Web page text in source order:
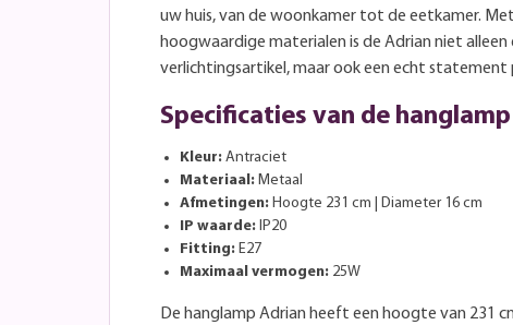
uw huis, van de woonkamer tot de eetkamer.
hoogwaardige materialen is de Adrian niet alleen
verlichtingsartikel, maar ook een echt statement
Specificaties van de hanglamp
Kleur: Antraciet
Materiaal: Metaal
Afmetingen: Hoogte 231 cm | Diameter 16 cm
IP waarde: IP20
Fitting: E27
Maximaal vermogen: 25W
De hanglamp Adrian heeft een hoogte van 231